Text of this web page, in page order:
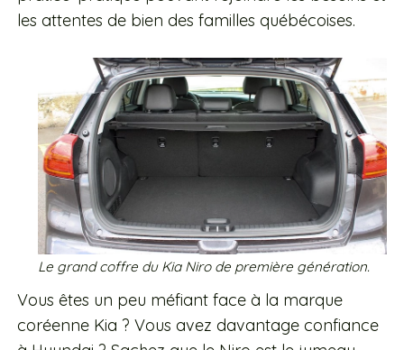
les attentes de bien des familles québécoises.
Le grand coffre du Kia Niro de première génération.
Vous êtes un peu méfiant face à la marque
coréenne Kia ? Vous avez davantage confiance